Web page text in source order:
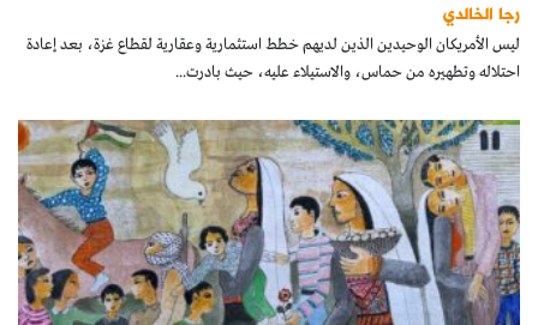
رجا الخالدي
ليس الأمريكان الوحيدين الذين لديهم خطط استثمارية وعقارية لقطاع غزة، بعد إعادة
احتلاله وتطهيره من حماس، والاستيلاء عليه، حيث بادرت...